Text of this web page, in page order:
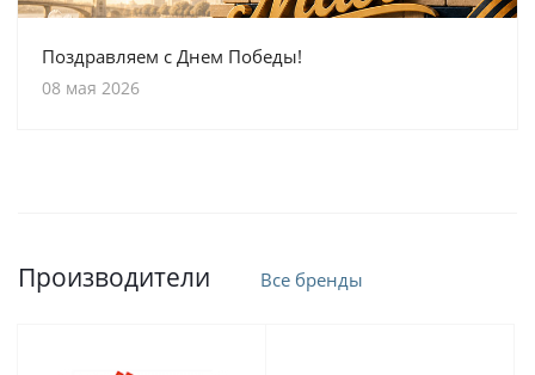
Поздравляем с Днем Победы!
08 мая 2026
Производители Все бренды